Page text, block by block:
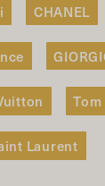
CHANEL
Laurent